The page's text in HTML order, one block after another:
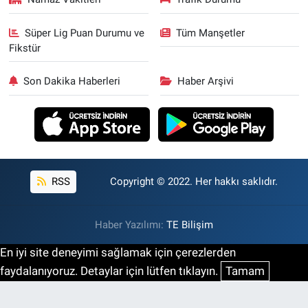
Süper Lig Puan Durumu ve
Fikstür
Tüm Manşetler
Son Dakika Haberleri Haber Arşivi
RSS Copyright © 2022. Her hakkı saklıdır.
Haber Yazılımı: TE Bilişim
En iyi site deneyimi sağlamak için çerezlerden
faydalanıyoruz. Detaylar için lütfen tıklayın. Tamam